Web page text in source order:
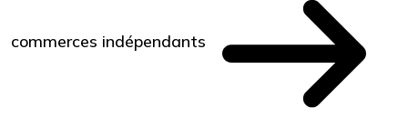
commerces indépendants